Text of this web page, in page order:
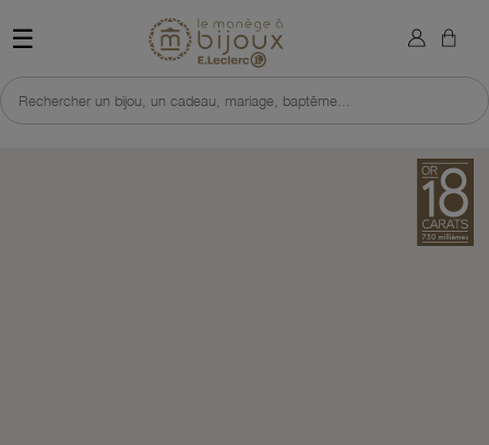
☰ Retour à l'accueil du site
Rechercher un bijou, un cadeau, mariage, baptême...
×